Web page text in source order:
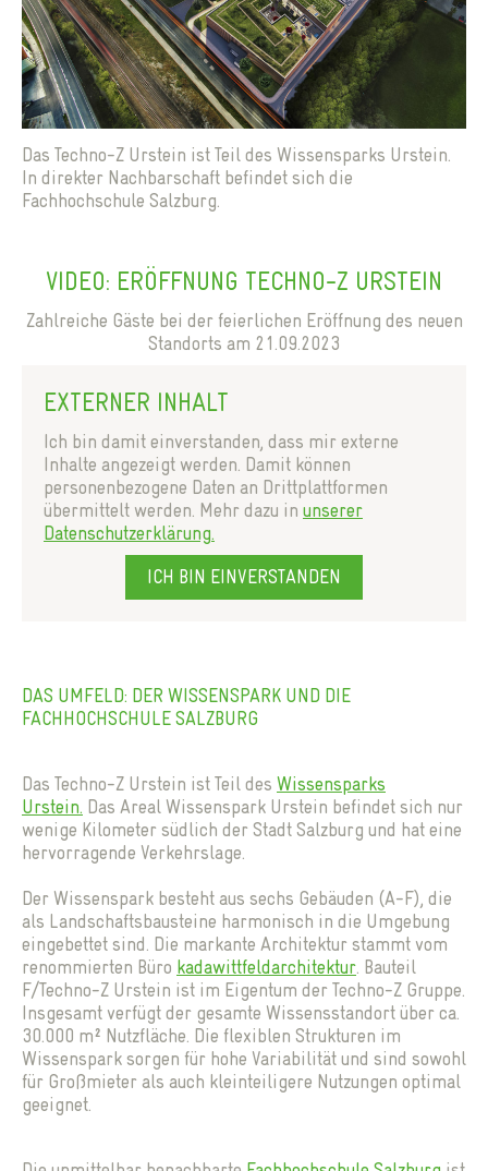
VERANSTALTUNGEN
OFFICE HOME-KONZEPT
STANDORT WISSENSPARK
AGB
Das Techno-Z Urstein ist Teil des Wissensparks Urstein.
In direkter Nachbarschaft befindet sich die
Fachhochschule Salzburg.
VIDEO: ERÖFFNUNG TECHNO-Z URSTEIN
Zahlreiche Gäste bei der feierlichen Eröffnung des neuen
Standorts am 21.09.2023
EXTERNER INHALT
Ich bin damit einverstanden, dass mir externe
Inhalte angezeigt werden. Damit können
personenbezogene Daten an Drittplattformen
übermittelt werden. Mehr dazu in unserer
Datenschutzerklärung.
ICH BIN EINVERSTANDEN
DAS UMFELD: DER WISSENSPARK UND DIE
FACHHOCHSCHULE SALZBURG
Das Techno-Z Urstein ist Teil des Wissensparks
Urstein. Das Areal Wissenspark Urstein befindet sich nur
wenige Kilometer südlich der Stadt Salzburg und hat eine
hervorragende Verkehrslage.
Der Wissenspark besteht aus sechs Gebäuden (A-F), die
als Landschaftsbausteine harmonisch in die Umgebung
eingebettet sind. Die markante Architektur stammt vom
renommierten Büro kadawittfeldarchitektur. Bauteil
F/Techno-Z Urstein ist im Eigentum der Techno-Z Gruppe.
Insgesamt verfügt der gesamte Wissensstandort über ca.
30.000 m² Nutzfläche. Die flexiblen Strukturen im
Wissenspark sorgen für hohe Variabilität und sind sowohl
für Großmieter als auch kleinteiligere Nutzungen optimal
geeignet.